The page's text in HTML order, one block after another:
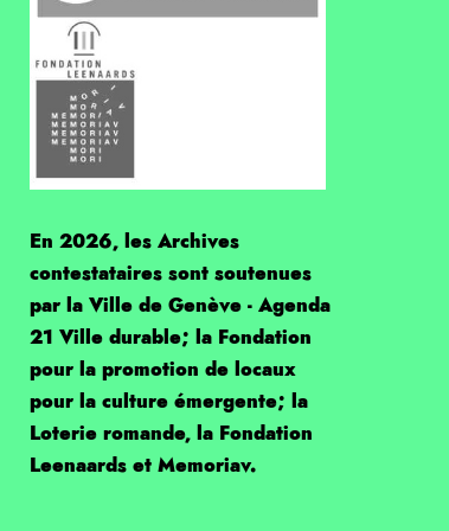
En 2026, les Archives
contestataires sont soutenues
par la Ville de Genève - Agenda
21 Ville durable; la Fondation
pour la promotion de locaux
pour la culture émergente; la
Loterie romande, la Fondation
Leenaards et Memoriav.